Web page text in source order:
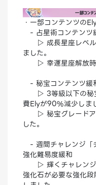
・一部コンテンツの
- 占星術コンテンツ
▷ 成長星座レベル
ました。
▷ 幸運星座解放時
- 秘宝コンテンツ緩
▷ 3等級以下の秘宝
費Elyが90%減少しま
▷ 秘宝グレードア
した。
- 週間チャレンジ「
強化難易度緩和
▷ 輝くチャレンジ
強化石が必要な強化